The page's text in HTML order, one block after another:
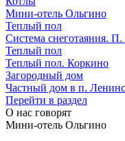
Мини‑‏отель Ольгино
Теплый пол
Система снеготаяния.
Теплый пол
Теплый пол. Коркино
Загородный дом
Частный дом в п.
Перейти в раздел
О нас говорят
Мини-отель Ольгино